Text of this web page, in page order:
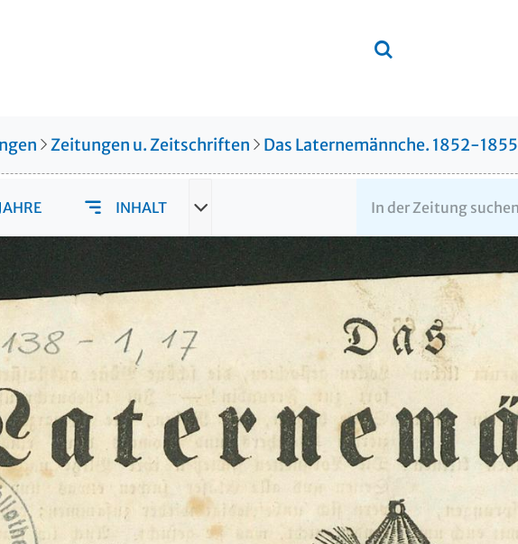
Zeitungen u. Zeitschriften Das Laternemännche. 1852-1855
INHALT